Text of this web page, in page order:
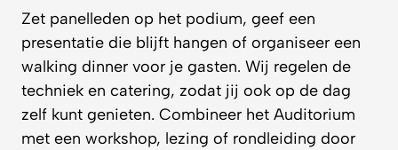
Zet panelleden op het podium, geef een
presentatie die blijft hangen of organiseer een
walking dinner voor je gasten. Wij regelen de
techniek en catering, zodat jij ook op de dag
zelf kunt genieten. Combineer het Auditorium
met een workshop, lezing of rondleiding door